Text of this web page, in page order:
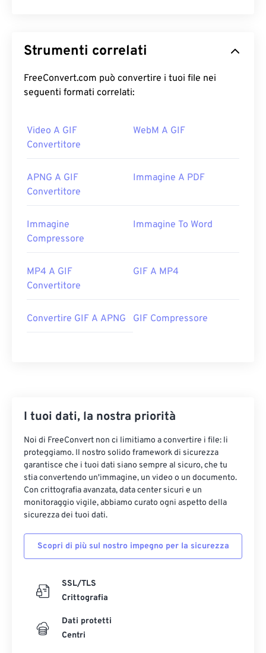
Strumenti correlati
FreeConvert.com può convertire i tuoi file nei
seguenti formati correlati:
Video A GIF
Convertitore
WebM A GIF
APNG A GIF
Convertitore
Immagine A PDF
Immagine
Compressore
Immagine To Word
MP4 A GIF
Convertitore
GIF A MP4
Convertire GIF A APNG GIF Compressore
I tuoi dati, la nostra priorità
Noi di FreeConvert non ci limitiamo a convertire i file: li
proteggiamo. Il nostro solido framework di sicurezza
garantisce che i tuoi dati siano sempre al sicuro, che tu
stia convertendo un'immagine, un video o un documento.
Con crittografia avanzata, data center sicuri e un
monitoraggio vigile, abbiamo curato ogni aspetto della
sicurezza dei tuoi dati.
Scopri di più sul nostro impegno per la sicurezza
SSL/TLS
Crittografia
Dati protetti
Centri